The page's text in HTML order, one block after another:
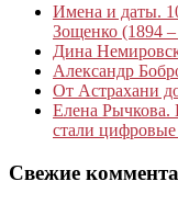
Имена и даты.
Зощенко (1894
Дина
Александр
От Астрахани
Елена Рычкова.
стали
Свежие